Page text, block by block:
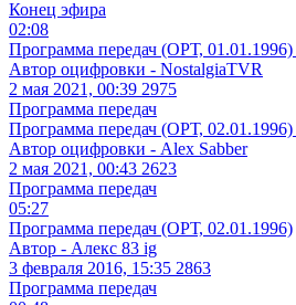
Конец эфира
02:08
Программа передач (ОРТ,
Автор оцифровки - NostalgiaTVR
2 мая 2021, 00:39 2975
Программа передач
Программа передач (ОРТ,
Автор оцифровки - Alex Sabber
2 мая 2021, 00:43 2623
Программа передач
05:27
Программа передач (ОРТ, 02.01.1996)
Автор - Алекс 83 ig
3 февраля 2016, 15:35 2863
Программа передач